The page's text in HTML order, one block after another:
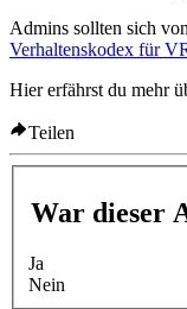
Admins sollten sich
Verhaltenskodex für
Hier erfährst du mehr
Teilen
War dieser
Ja
Nein